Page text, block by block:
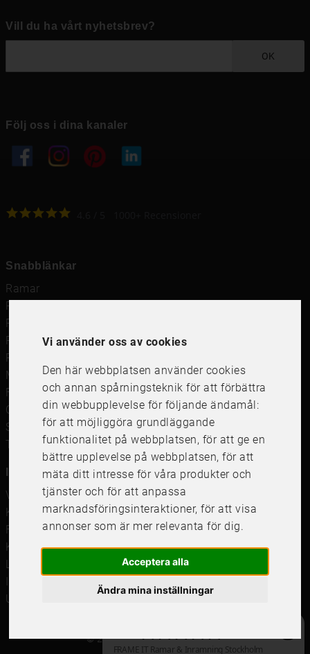
Vi använder oss av cookies
Den här webbplatsen använder cookies
och annan spårningsteknik för att förbättra
din webbupplevelse för följande ändamål:
för att möjliggöra grundläggande
funktionalitet på webbplatsen, för att ge en
bättre upplevelse på webbplatsen,för att
mäta ditt intresse för våra produkter och
tjänster och för att anpassa
marknadsföringsinteraktioner,för att visa
annonser som är mer relevanta för dig.
Acceptera alla
Ändra mina inställningar
Vill du ha vårt nyhetsbrev?
OK
Följ oss i dina kanaler
Snabblänkar
Ramar
Ramar till Samsung The Frame
Ramverkstad & inramning
Passepartout
Posters
Måttbeställd passepartout
Framkalla bilder
Canvastavla
Studentskylt och studentplakat
Tavelkrok
Information
Våra butiker
Kundservice
Företagsförsäljning
Köpvillkor
Integritetspolicy
Uppdatera cookieinställningar
© 2021 Frame It International